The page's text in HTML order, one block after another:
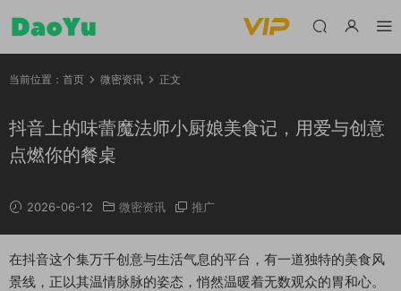
当前位置： 首页 微密资讯 正文
抖音上的味蕾魔法师小厨娘美食记，用爱与创意
点燃你的餐桌
2026-06-12 微密资讯 推广
在抖音这个集万千创意与生活气息的平台，有一道独特的美食风
景线，正以其温情脉脉的姿态，悄然温暖着无数观众的胃和心。